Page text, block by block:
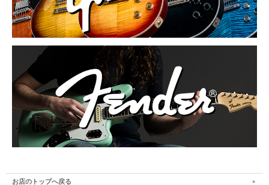
お店のトップへ戻る